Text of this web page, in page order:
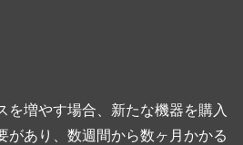
を増やす場合、新たな機器を購入
があり、数週間から数ヶ月かかる